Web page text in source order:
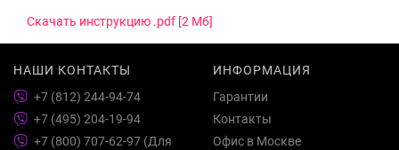
Скачать инструкцию .pdf [2 Мб]
НАШИ КОНТАКТЫ
+7 (812) 244-94-74
+7 (495) 204-19-94
+7 (800) 707-62-97 (Для
ИНФОРМАЦИЯ
Гарантии
Контакты
Офис в Москве